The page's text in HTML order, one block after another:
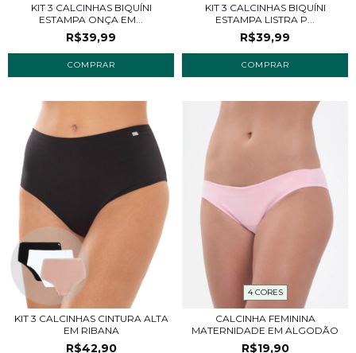
KIT 3 CALCINHAS BIQUÍNI
ESTAMPA ONÇA EM...
R$39,99
COMPRAR
KIT 3 CALCINHAS BIQUÍNI
ESTAMPA LISTRA P...
R$39,99
COMPRAR
KIT 3 CALCINHAS CINTURA ALTA
EM RIBANA
R$42,90
4 CORES
CALCINHA FEMININA
MATERNIDADE EM ALGODÃO
R$19,90